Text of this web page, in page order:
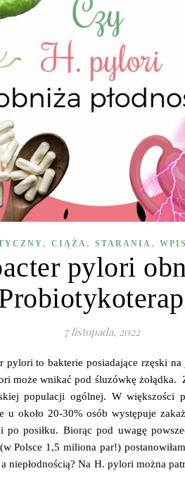
, CIĄŻA , STARANIA ,
pylori
7 listopada, 2022
pylori to bakterie posiadające rzęski
może wnikać pod śluzówkę żołądka.
populacji ogólnej. W większości
u około 20-30% osób występuje
po posiłku. Biorąc pod uwagę
Polsce 1,5 miliona par!)
niepłodnością? Na H. pylori można